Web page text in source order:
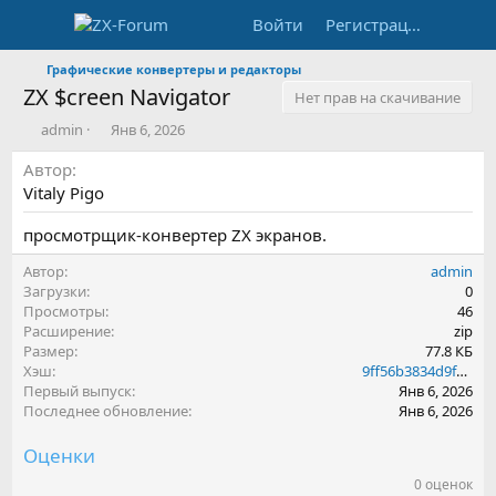
Войти Регистрация
Графические конвертеры и редакторы
ZX $creen Navigator
Нет прав на скачивание
А
в
т
о
р
admin
Д
а
с
о
з
и
Янв 6, 2026
Автор
Vitaly Pigo
просмотрщик-конвертер ZX экранов.
Автор
admin
Загрузки
0
Просмотры
46
Расширение
zip
Размер
77.8 КБ
Хэш
9ff56b3834d9f125b520638873d3cf31
Первый выпуск
Янв 6, 2026
Последнее обновление
Янв 6, 2026
Оценки
0 оценок